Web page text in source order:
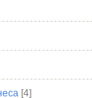
[4]